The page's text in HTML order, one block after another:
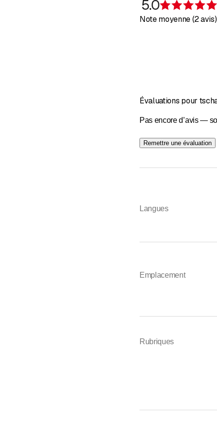
5.0
Note moyenne (2 avis)
Évaluations pour
Pas encore d’avis —
Remettre une évaluation
Langues
Emplacement
Rubriques